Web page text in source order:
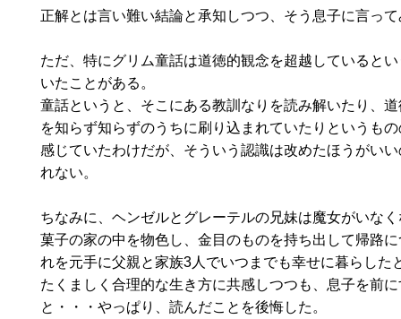
正解とは言い難い結論と承知しつつ、そう息子に言っ
ただ、特にグリム童話は道徳的観念を超越していると
いたことがある。
童話というと、そこにある教訓なりを読み解いたり、
を知らず知らずのうちに刷り込まれていたりというも
感じていたわけだが、そういう認識は改めたほうがい
れない。
ちなみに、ヘンゼルとグレーテルの兄妹は魔女がいな
菓子の家の中を物色し、金目のものを持ち出して帰路
れを元手に父親と家族3人でいつまでも幸せに暮らした
たくましく合理的な生き方に共感しつつも、息子を前
と・・・やっぱり、読んだことを後悔した。